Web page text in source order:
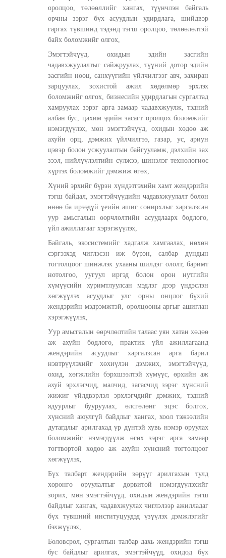
оролцоо, төлөөллийг хангах, түүнчлэн байгаль
орчны зэрэг бүх асуудлын удирдлага, шийдвэр
гаргах түвшинд тэдэнд тэгш оролцоо, төлөөлөлтэй
байх боломжийг олгох,
Эмэгтэйчүүд, охидын эдийн засгийн
чадавхжуулалтыг сайжруулах, түүний дотор эдийн
засгийн нөөц, санхүүгийн үйлчилгээг авч, захиран
зарцуулах, зохистой ажил хөдөлмөр эрхлэх
боломжийг олгох, бизнесийн удирдлагын сургалтад
хамруулах зэрэг арга замаар чадавхжуулж, тэдний
албан бус, цахим эдийн засагт оролцох боломжийг
нэмэгдүүлэх, мөн эмэгтэйчүүд, охидын хөдөө аж
ахуйн орц, дэмжих үйлчилгээ, газар, ус, ариун
цэвэр болон усжуулалтын байгууламж, дэлхийн зах
зээл, нийлүүлэлтийн сүлжээ, шинэлэг технологиос
хүртэх боломжийг дэмжиж өгөх,
Хүний эрхийг бүрэн хүндэтгэхийн хамт жендэрийн
тэгш байдал, эмэгтэйчүүдийн чадавхжуулалт болон
өнөө ба ирээдүй үеийн ашиг сонирхлыг харгалзсан
уур амьсгалын өөрчлөлтийн асуудлаарх бодлого,
үйл ажиллагааг хэрэгжүүлэх,
Байгаль, экосистемийг хадгалж хамгаалах, нөхөн
сэргээхэд чиглэсэн иж бүрэн, салбар дундын
тогтолцоог шинжлэх ухааны шилдэг ололт, баримт
нотолгоо, уугуул иргэд болон орон нутгийн
хүмүүсийн хуримтлуулсан мэдлэг дээр үндэслэн
хөгжүүлэх асуудлыг улс орны онцлог бүхий
жендэрийн мэдрэмжтэй, оролцооны аргыг ашиглан
хэрэгжүүлэх,
Уур амьсгалын өөрчлөлтийн талаас уян хатан хөдөө
аж ахуйн бодлого, практик үйл ажиллагаанд
жендэрийн асуудлыг харгалзсан арга барил
нэвтрүүлэхийг хөхиүлэн дэмжих, эмэгтэйчүүд,
охид, хөгжлийн бэрхшээлтэй хүмүүс, өрхийн аж
ахуй эрхлэгчид, малчид, загасчид зэрэг хүнсний
жижиг үйлдвэрлэл эрхлэгчдийг дэмжих, тэдний
ядуурлыг бууруулах, өлсгөлөнг эцэс болгох,
хүнсний аюулгүй байдлыг хангах, хоол тэжээлийн
дутагдлыг арилгахад үр дүнтэй хувь нэмэр оруулах
боломжийг нэмэгдүүлж өгөх зэрэг арга замаар
тогтвортой хөдөө аж ахуйн хүнсний тогтолцоог
хөгжүүлэх,
Бүх талбарт жендэрийн зөрүүг арилгахын тулд
хөрөнгө оруулалтыг дорвитой нэмэгдүүлэхийг
зорих, мөн эмэгтэйчүүд, охидын жендэрийн тэгш
байдлыг хангах, чадавхжуулах чиглэлээр ажилладаг
бүх түвшний институцуудэд үзүүлэх дэмжлэгийг
бэхжүүлэх,
Боловсрол, сургалтын талбар дахь жендэрийн тэгш
бус байдлыг арилгах, эмэгтэйчүүд, охидод бүх